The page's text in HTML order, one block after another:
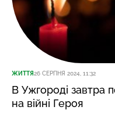
ЖИТТЯ26 СЕРПНЯ 2024, 11:32
В Ужгороді завтра
на війні Героя